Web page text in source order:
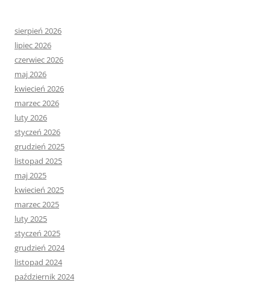
sierpień 2026
lipiec 2026
czerwiec 2026
maj 2026
kwiecień 2026
marzec 2026
luty 2026
styczeń 2026
grudzień 2025
listopad 2025
maj 2025
kwiecień 2025
marzec 2025
luty 2025
styczeń 2025
grudzień 2024
listopad 2024
październik 2024